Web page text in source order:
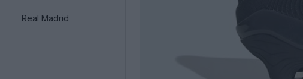
Real Madrid